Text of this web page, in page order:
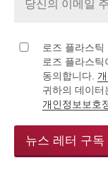
로즈 플라스
로즈 플라스
동의합니다.
귀하의 데이터
개인정보보호
뉴스 레터 구독